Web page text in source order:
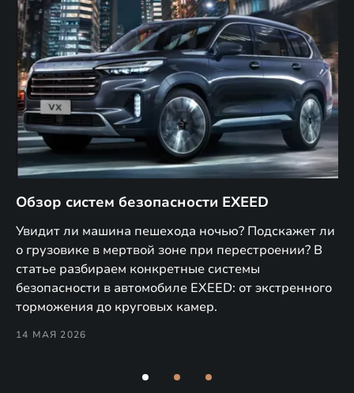
Обзор систем безопасности EXEED
Увидит ли машина пешехода ночью? Подскажет ли
о грузовике в мертвой зоне при перестроении? В
статье разбираем конкретные системы
безопасности в автомобиле EXEED: от экстренного
торможения до круговых камер.
14 МАЯ 2026